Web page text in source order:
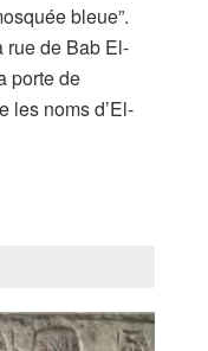
bleue”.
rue de Bab El-
porte de
les noms d’El-